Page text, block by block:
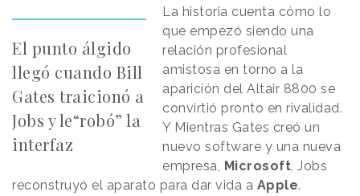
El punto álgido
llegó cuando Bill
Gates traicionó a
Jobs y le“robó” la
interfaz
La historia cuenta cómo lo
que empezó siendo una
relación profesional
amistosa en torno a la
aparición del Altair 8800 se
convirtió pronto en rivalidad.
Y Mientras Gates creó un
nuevo software y una nueva
empresa, Microsoft, Jobs
reconstruyó el aparato para dar vida a Apple.